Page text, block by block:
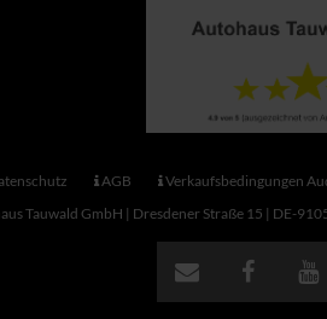
AGB Verkaufsbedingungen
Tauwald GmbH | Dresdener Straße 15 | DE-